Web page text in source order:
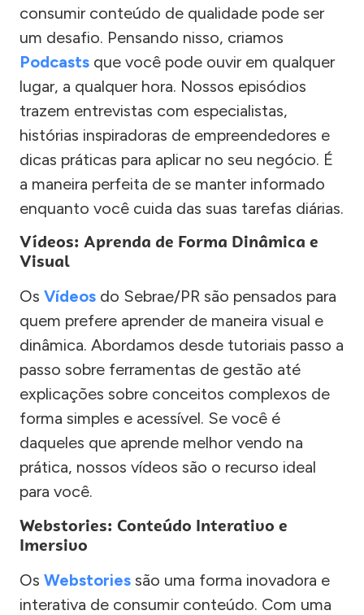
consumir conteúdo de qualidade pode ser
um desafio. Pensando nisso, criamos
Podcasts que você pode ouvir em qualquer
lugar, a qualquer hora. Nossos episódios
trazem entrevistas com especialistas,
histórias inspiradoras de empreendedores e
dicas práticas para aplicar no seu negócio. É
a maneira perfeita de se manter informado
enquanto você cuida das suas tarefas diárias.
Vídeos: Aprenda de Forma Dinâmica e
Visual
Os Vídeos do Sebrae/PR são pensados para
quem prefere aprender de maneira visual e
dinâmica. Abordamos desde tutoriais passo a
passo sobre ferramentas de gestão até
explicações sobre conceitos complexos de
forma simples e acessível. Se você é
daqueles que aprende melhor vendo na
prática, nossos vídeos são o recurso ideal
para você.
Webstories: Conteúdo Interativo e
Imersivo
Os Webstories são uma forma inovadora e
interativa de consumir conteúdo. Com uma